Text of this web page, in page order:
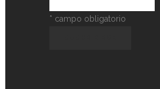
* campo obligatorio